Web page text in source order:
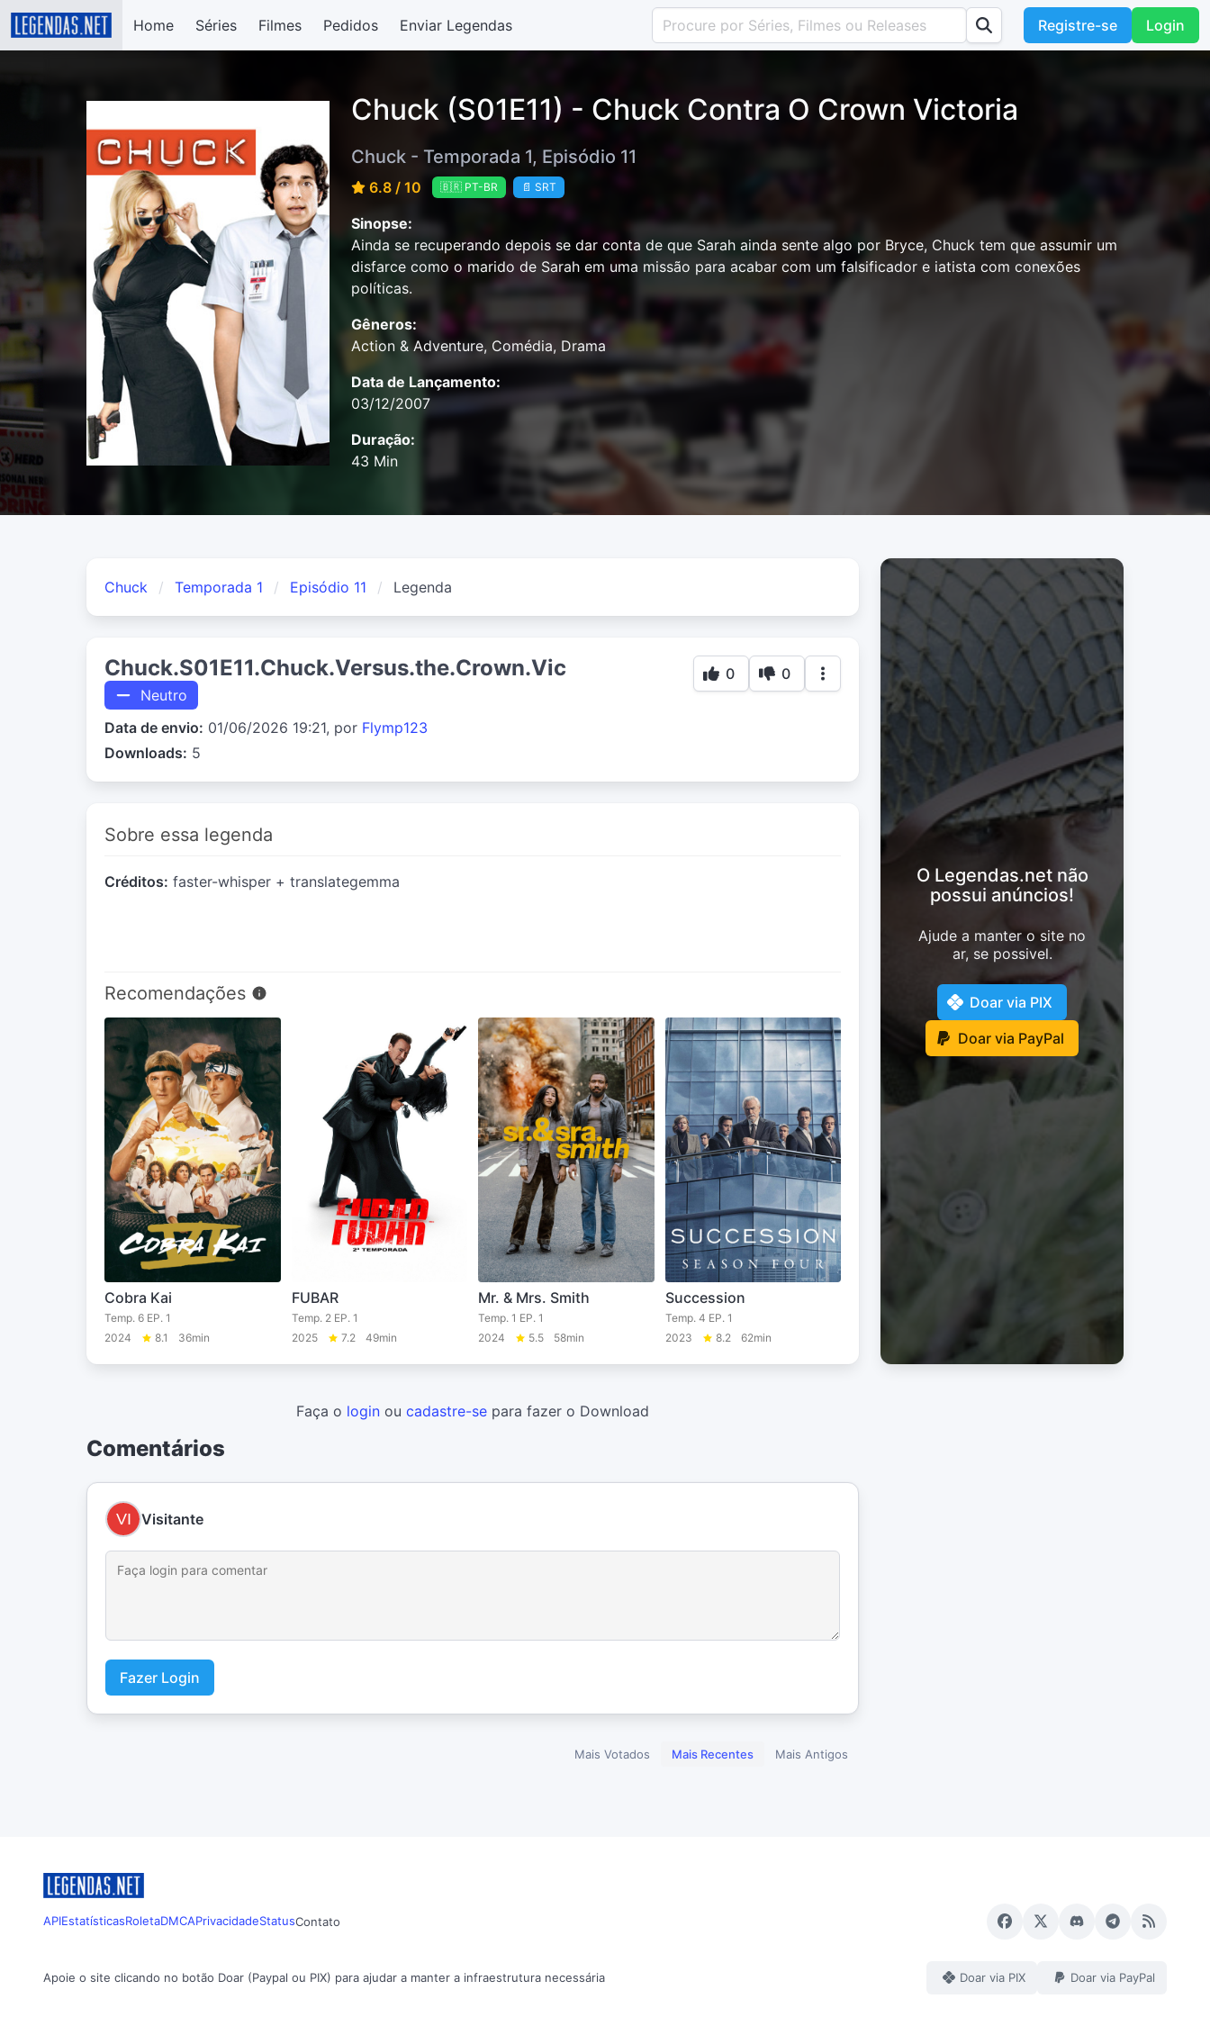
Home Séries Filmes Pedidos Enviar Legendas Registre-se Login
Chuck (S01E11) - Chuck Contra O Crown Victoria
Chuck - Temporada 1, Episódio 11
6.8 / 10 🇧🇷 PT-BR 📄 SRT
Sinopse:
Ainda se recuperando depois se dar conta de que Sarah ainda sente algo por Bryce, Chuck tem que assumir um
disfarce como o marido de Sarah em uma missão para acabar com um falsificador e iatista com conexões
políticas.
Gêneros:
Action & Adventure, Comédia, Drama
Data de Lançamento:
03/12/2007
Duração:
43 Min
Chuck Temporada 1 Episódio 11 Legenda
Chuck.S01E11.Chuck.Versus.the.Crown.Vic
Neutro
Data de envio: 01/06/2026 19:21, por Flymp123
Downloads: 5
0 0
Sobre essa legenda
Créditos: faster-whisper + translategemma
Recomendações
Cobra Kai
Temp. 6 EP. 1
2024
8.1 36min
FUBAR
Temp. 2 EP. 1
2025
7.2 49min
Mr. & Mrs. Smith
Temp. 1 EP. 1
2024
5.5 58min
Succession
Temp. 4 EP. 1
2023
8.2 62min
O Legendas.net não
possui anúncios!
Ajude a manter o site no
ar, se possivel.
Doar via PIX
Doar via PayPal
Faça o login ou cadastre-se para fazer o Download
Comentários
Visitante
Fazer Login
Mais Votados Mais Recentes Mais Antigos
APIEstatísticasRoletaDMCAPrivacidadeStatusContato
Apoie o site clicando no botão Doar (Paypal ou PIX) para ajudar a manter a infraestrutura necessária Doar via PIX Doar via PayPal